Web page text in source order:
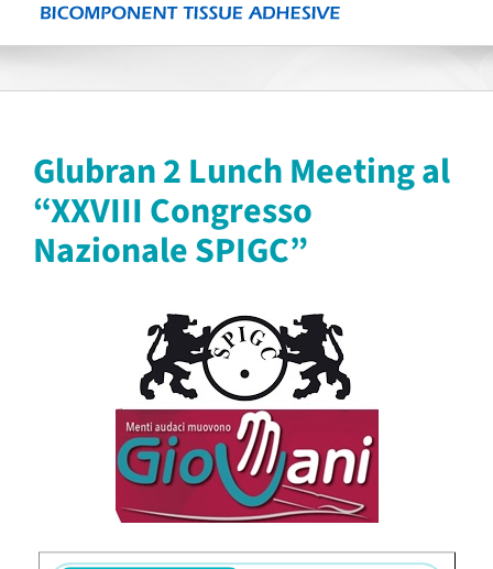
Glubran 2 Lunch Meeting al
“XXVIII Congresso
Nazionale SPIGC”